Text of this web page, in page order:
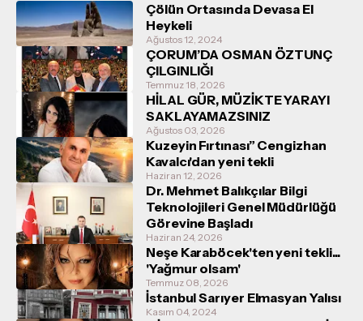
Çölün Ortasında Devasa El
Heykeli
Ağustos 12, 2024
ÇORUM’DA OSMAN ÖZTUNÇ
ÇILGINLIĞI
Temmuz 18, 2026
HİLAL GÜR, MÜZİKTE YARAYI
SAKLAYAMAZSINIZ
Ağustos 03, 2026
Kuzeyin Fırtınası” Cengizhan
Kavalcı'dan yeni tekli
Haziran 12, 2026
Dr. Mehmet Balıkçılar Bilgi
Teknolojileri Genel Müdürlüğü
Görevine Başladı
Haziran 24, 2026
Neşe Karaböcek'ten yeni tekli...
'Yağmur olsam'
Temmuz 08, 2026
İstanbul Sarıyer Elmasyan Yalısı
Kasım 04, 2024